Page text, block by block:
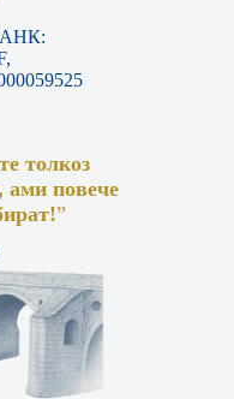
толкоз
ами повече
”